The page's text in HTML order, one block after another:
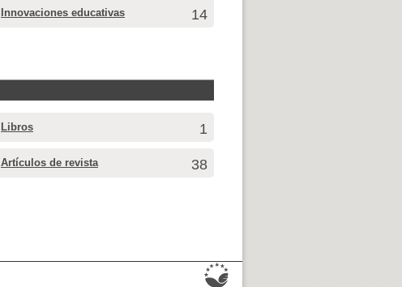
Innovaciones educativas 14
Libros 1
Artículos de revista 38